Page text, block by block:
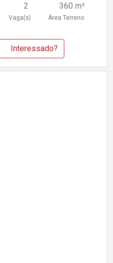
2
Vaga(s)
360 m²
Área Terreno
Interessado?